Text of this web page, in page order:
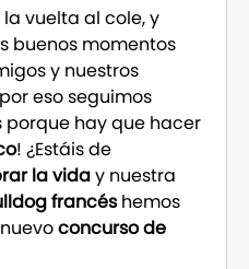
vuelta al cole, y
buenos momentos
y nuestros
eso seguimos
hay que hacer
! ¿Estáis de
la viday nuestra
francéshemos
concurso de